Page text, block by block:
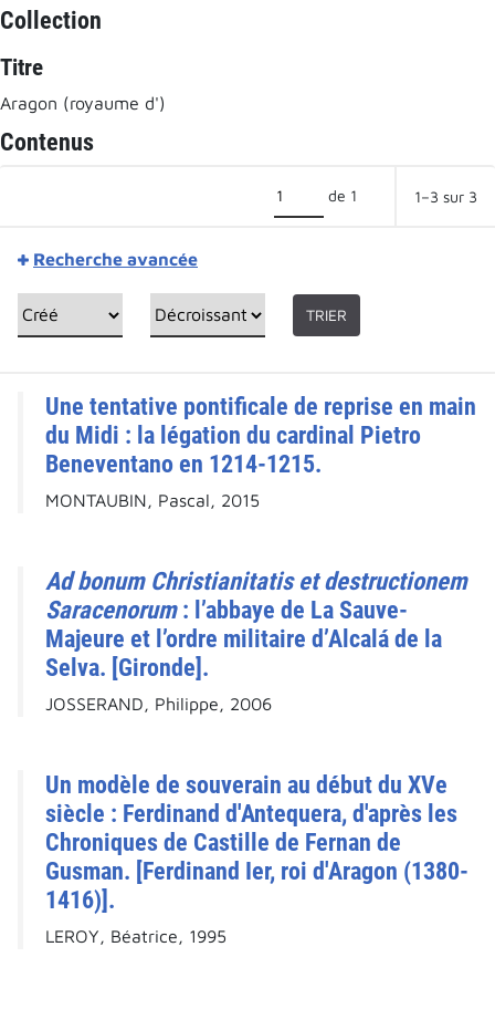
Collection
Titre
Aragon (royaume d')
Contenus
de 1 1–3 sur 3
Recherche avancée
TRIER
Une tentative pontificale de reprise en main
du Midi : la légation du cardinal Pietro
Beneventano en 1214-1215.
MONTAUBIN, Pascal, 2015
Ad bonum Christianitatis et destructionem
Saracenorum: l’abbaye de La Sauve-
Majeure et l’ordre militaire d’Alcalá de la
Selva. [Gironde].
JOSSERAND, Philippe, 2006
Un modèle de souverain au début du XVe
siècle : Ferdinand d'Antequera, d'après les
Chroniques de Castille de Fernan de
Gusman. [Ferdinand Ier, roi d'Aragon (1380-
1416)].
LEROY, Béatrice, 1995